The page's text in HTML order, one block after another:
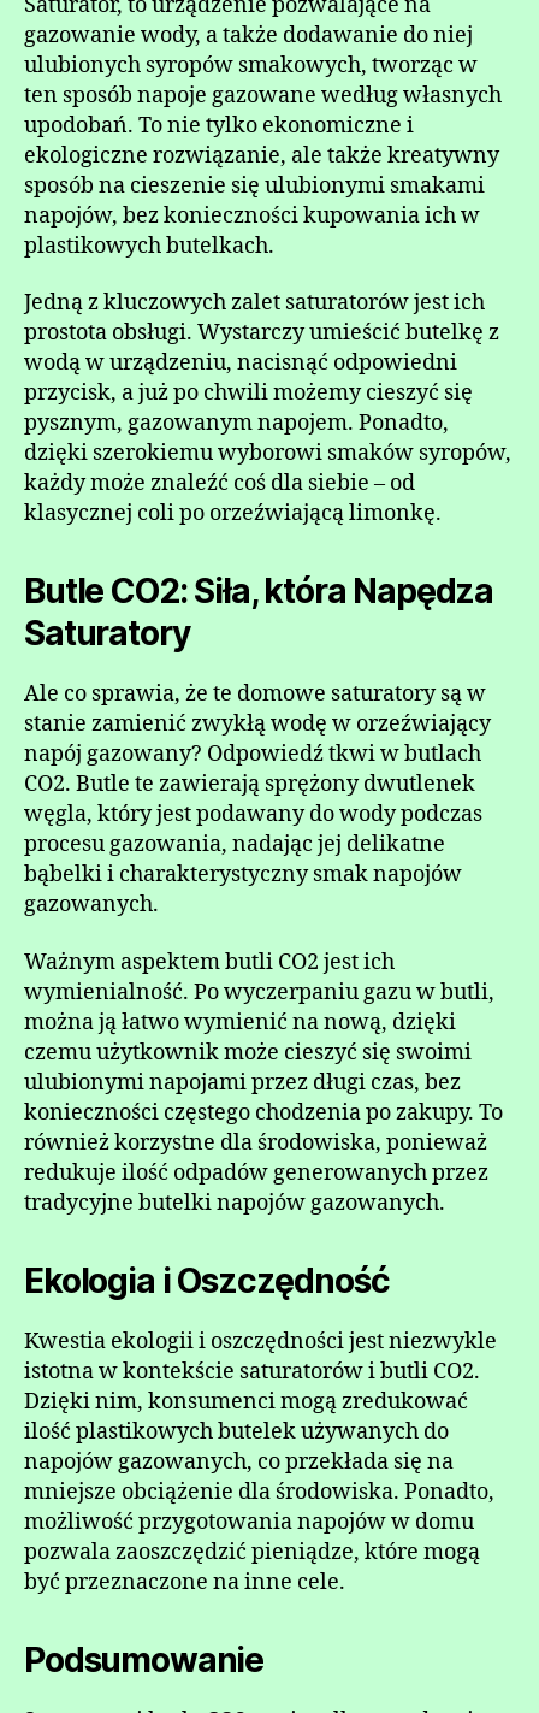
gazowanie wody, a także dodawanie do niej
ulubionych syropów smakowych, tworząc w
ten sposób napoje gazowane według własnych
upodobań. To nie tylko ekonomiczne i
ekologiczne rozwiązanie, ale także kreatywny
sposób na cieszenie się ulubionymi smakami
napojów, bez konieczności kupowania ich w
plastikowych butelkach.
Jedną z kluczowych zalet saturatorów jest ich
prostota obsługi. Wystarczy umieścić butelkę z
wodą w urządzeniu, nacisnąć odpowiedni
przycisk, a już po chwili możemy cieszyć się
pysznym, gazowanym napojem. Ponadto,
dzięki szerokiemu wyborowi smaków syropów,
każdy może znaleźć coś dla siebie – od
klasycznej coli po orzeźwiającą limonkę.
Butle CO2: Siła, która Napędza
Saturatory
Ale co sprawia, że ​​te domowe saturatory są w
stanie zamienić zwykłą wodę w orzeźwiający
napój gazowany? Odpowiedź tkwi w butlach
CO2. Butle te zawierają sprężony dwutlenek
węgla, który jest podawany do wody podczas
procesu gazowania, nadając jej delikatne
bąbelki i charakterystyczny smak napojów
gazowanych.
Ważnym aspektem butli CO2 jest ich
wymienialność. Po wyczerpaniu gazu w butli,
można ją łatwo wymienić na nową, dzięki
czemu użytkownik może cieszyć się swoimi
ulubionymi napojami przez długi czas, bez
konieczności częstego chodzenia po zakupy. To
również korzystne dla środowiska, ponieważ
redukuje ilość odpadów generowanych przez
tradycyjne butelki napojów gazowanych.
Ekologia i Oszczędność
Kwestia ekologii i oszczędności jest niezwykle
istotna w kontekście saturatorów i butli CO2.
Dzięki nim, konsumenci mogą zredukować
ilość plastikowych butelek używanych do
napojów gazowanych, co przekłada się na
mniejsze obciążenie dla środowiska. Ponadto,
możliwość przygotowania napojów w domu
pozwala zaoszczędzić pieniądze, które mogą
być przeznaczone na inne cele.
Podsumowanie